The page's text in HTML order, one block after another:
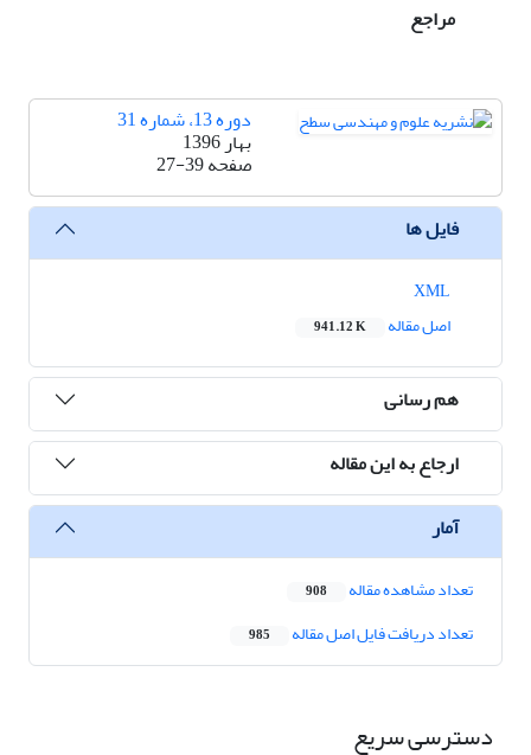
مراجع
دوره 13، شماره 31
بهار 1396
صفحه27-39
فایل ها
اصل مقاله
941.12 K
هم رسانی
ارجاع به این مقاله
آمار
تعداد مشاهده مقاله 908
تعداد دریافت فایل اصل مقاله 985
دسترسی سریع